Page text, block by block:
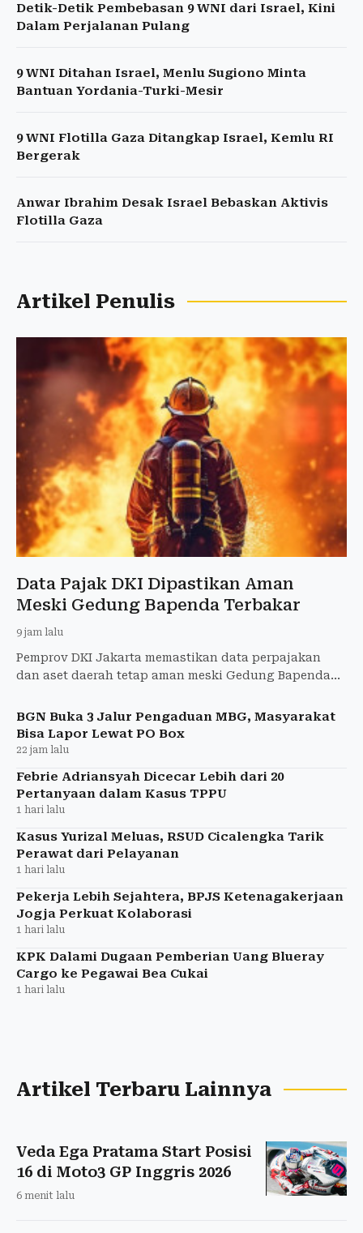
Detik-Detik Pembebasan 9 WNI dari Israel, Kini
Dalam Perjalanan Pulang
9 WNI Ditahan Israel, Menlu Sugiono Minta
Bantuan Yordania-Turki-Mesir
9 WNI Flotilla Gaza Ditangkap Israel, Kemlu RI
Bergerak
Anwar Ibrahim Desak Israel Bebaskan Aktivis
Flotilla Gaza
Artikel Penulis
Data Pajak DKI Dipastikan Aman
Meski Gedung Bapenda Terbakar
9 jam lalu
Pemprov DKI Jakarta memastikan data perpajakan
dan aset daerah tetap aman meski Gedung Bapenda
dipastikan tetap
BGN Buka 3 Jalur Pengaduan MBG, Masyarakat
Bisa Lapor Lewat PO Box
22 jam lalu
Febrie Adriansyah Dicecar Lebih dari 20
Pertanyaan dalam Kasus TPPU
1 hari lalu
Kasus Yurizal Meluas, RSUD Cicalengka Tarik
Perawat dari Pelayanan
1 hari lalu
Pekerja Lebih Sejahtera, BPJS Ketenagakerjaan
Jogja Perkuat Kolaborasi
1 hari lalu
KPK Dalami Dugaan Pemberian Uang Blueray
Cargo ke Pegawai Bea Cukai
1 hari lalu
Artikel Terbaru Lainnya
Veda Ega Pratama Start Posisi
16 di Moto3 GP Inggris 2026
6 menit lalu